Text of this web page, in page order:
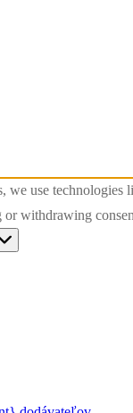
we use
withdrawing